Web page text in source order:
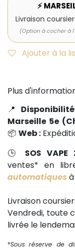
⚡
Livraison
(Option à cocher à
Ajouter à la
Plus
📍
Marseille 5e
📦 Web :
🕒 SOS
ventes* en
automatiques à
Livraison
Vendredi, toute
livrée le
*Sous réserve de